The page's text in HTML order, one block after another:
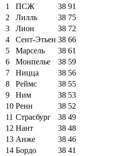
1
ПСЖ 38 91
2
Лилль 38 75
3
Лион 38 72
4
Сент-Этьен 38 66
5
Марсель 38 61
6
Монпелье 38 59
7
Ницца 38 56
8
Реймс 38 55
9
Ним 38 53
10 Ренн 38 52
11 Страсбург 38 49
12 Нант 38 48
13 Анже 38 46
14 Бордо 38 41